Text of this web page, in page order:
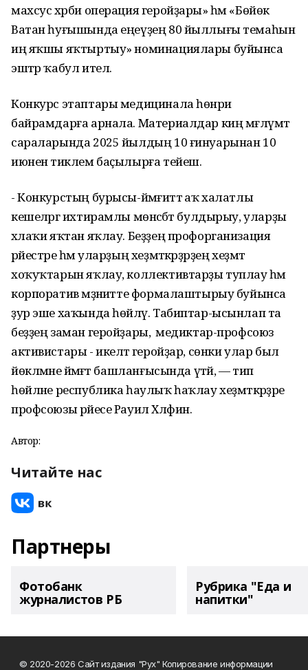
махсус хәрби операция геройҙары» һәм «Бөйөк
Ватан һуғышында еңеүҙең 80 йыллығы темаһын
иң яҡшы яҡтыртыу» номинациялары буйынса
эштәр ҡабул ителә.
Конкурс этаптары медицинала һөнәри
байрамдарға арнала. Материалдар киң мәғлүмәт
сараларында 2025 йылдың 10 ғинуарынан 10
июненә тиклем баҫылырға тейеш.
- Конкурстың бурысы-йәмғиәттә аҡ халатлы
кешеләргә ихтирамлы мөнәсәбәт булдырыу, уларҙы
әхлаҡи яҡтан яҡлау. Беҙҙең профорганизация
рәйестәре һәм уларҙың хеҙмәткәрҙәрҙең хеҙмәт
хоҡуҡтарын яҡлау, коллективтарҙы туплау һәм
корпоратив мәҙәниәтте формалаштырыу буйынса
ҙур эше хаҡында һөйләү. Табиптар-ысынлап та
беҙҙең заман геройҙары, ә медиктар-профсоюз
активистары - икеләтә геройҙар, сөнки улар был
йөкләмәне йәмәғәт башланғысында үтәй, — тип
һөйләне республика һаулыҡ һаҡлау хеҙмәткәрҙәре
профсоюзы рәйесе Рауил Хәлфин.
Автор:
Читайте нас
Партнеры
Фотобанк
журналистов РБ
Рубрика "Еда и
напитки"
© 2020-2026 Сайт издания "Рух" Копирование информации